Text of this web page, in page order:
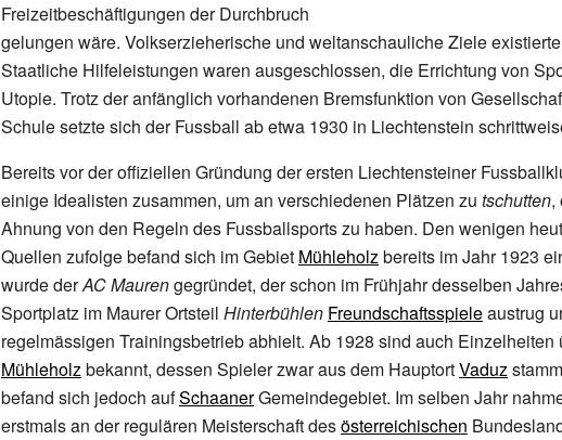
Freizeitbeschäftigungen der Durchbruch
gelungen wäre. Volkserzieherische und weltanschauliche Ziele
Staatliche Hilfeleistungen waren ausgeschlossen, die Errichtung von
Utopie. Trotz der anfänglich vorhandenen Bremsfunktion von
Schule setzte sich der Fussball ab etwa 1930 in Liechtenstein
Bereits vor der offiziellen Gründung der ersten Liechtensteiner
einige Idealisten zusammen, um an verschiedenen Plätzen zu tschutten,
Ahnung von den Regeln des Fussballsports zu haben. Den wenigen
Quellen zufolge befand sich im Gebiet Mühleholzbereits im Jahr 1923
wurde derAC Maurengegründet, der schon im Frühjahr desselben
Sportplatz im Maurer Ortsteil Hinterbühlen Freundschaftsspieleaustrug
regelmässigen Trainingsbetrieb abhielt. Ab 1928 sind auch Einzelheiten
Mühleholzbekannt, dessen Spieler zwar aus dem HauptortVaduz
befand sich jedoch aufSchaanerGemeindegebiet. Im selben Jahr
erstmals an der regulären Meisterschaft desösterreichischen